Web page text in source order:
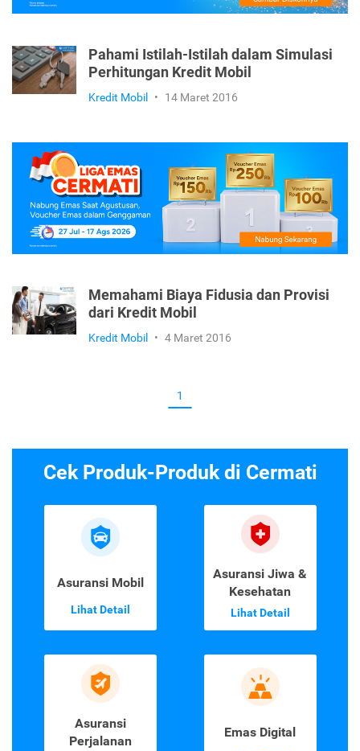
Pahami Istilah-Istilah dalam Simulasi
Perhitungan Kredit Mobil
Kredit Mobil • 14 Maret 2016
Memahami Biaya Fidusia dan Provisi
dari Kredit Mobil
Kredit Mobil • 4 Maret 2016
1
Cek Produk-Produk di Cermati
Asuransi Mobil
Lihat Detail
Asuransi Jiwa &
Kesehatan
Lihat Detail
Asuransi
Perjalanan
Emas Digital